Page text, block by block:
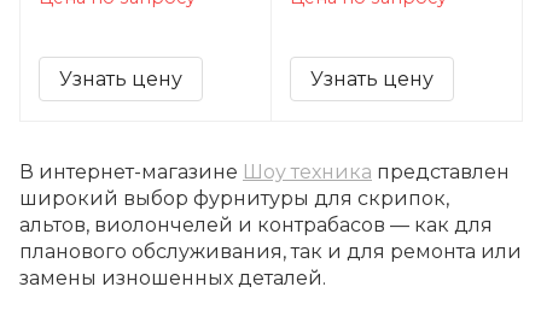
Узнать цену Узнать цену
В интернет-магазине Шоу техника представлен
широкий выбор фурнитуры для скрипок,
альтов, виолончелей и контрабасов — как для
планового обслуживания, так и для ремонта или
замены изношенных деталей.